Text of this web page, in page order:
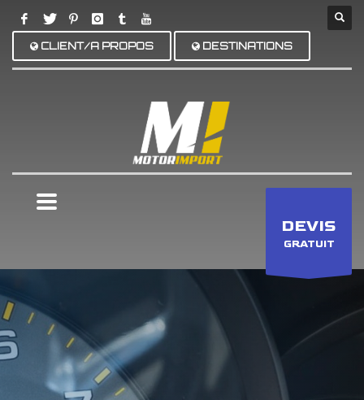
CLIENT/A PROPOS DESTINATIONS
DEVIS
GRATUIT